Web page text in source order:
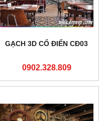
GẠCH 3D CỔ ĐIỂN CĐ03
0902.328.809